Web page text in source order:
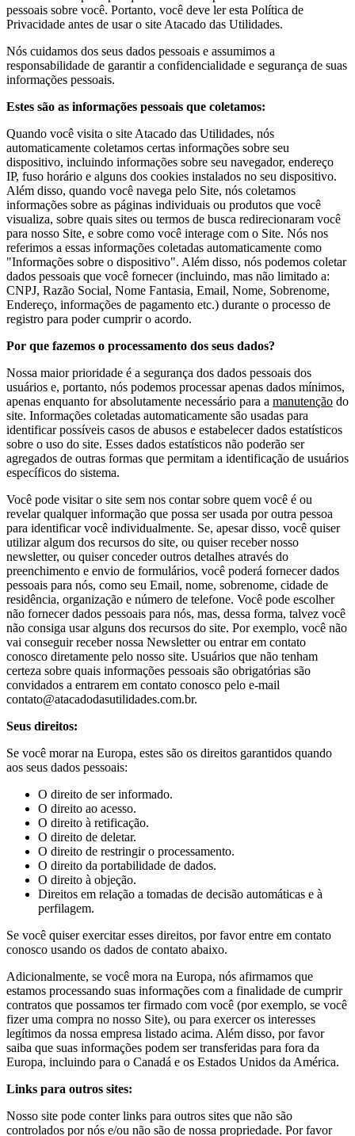
pessoais sobre você. Portanto, você deve ler esta Política de
Privacidade antes de usar o site Atacado das Utilidades.
Nós cuidamos dos seus dados pessoais e assumimos a
responsabilidade de garantir a confidencialidade e segurança de suas
informações pessoais.
Estes são as informações pessoais que coletamos:
Quando você visita o site Atacado das Utilidades, nós
automaticamente coletamos certas informações sobre seu
dispositivo, incluindo informações sobre seu navegador, endereço
IP, fuso horário e alguns dos cookies instalados no seu dispositivo.
Além disso, quando você navega pelo Site, nós coletamos
informações sobre as páginas individuais ou produtos que você
visualiza, sobre quais sites ou termos de busca redirecionaram você
para nosso Site, e sobre como você interage com o Site. Nós nos
referimos a essas informações coletadas automaticamente como
"Informações sobre o dispositivo". Além disso, nós podemos coletar
dados pessoais que você fornecer (incluindo, mas não limitado a:
CNPJ, Razão Social, Nome Fantasia, Email, Nome, Sobrenome,
Endereço, informações de pagamento etc.) durante o processo de
registro para poder cumprir o acordo.
Por que fazemos o processamento dos seus dados?
Nossa maior prioridade é a segurança dos dados pessoais dos
usuários e, portanto, nós podemos processar apenas dados mínimos,
apenas enquanto for absolutamente necessário para a manutenção do
site. Informações coletadas automaticamente são usadas para
identificar possíveis casos de abusos e estabelecer dados estatísticos
sobre o uso do site. Esses dados estatísticos não poderão ser
agregados de outras formas que permitam a identificação de usuários
específicos do sistema.
Você pode visitar o site sem nos contar sobre quem você é ou
revelar qualquer informação que possa ser usada por outra pessoa
para identificar você individualmente. Se, apesar disso, você quiser
utilizar algum dos recursos do site, ou quiser receber nosso
newsletter, ou quiser conceder outros detalhes através do
preenchimento e envio de formulários, você poderá fornecer dados
pessoais para nós, como seu Email, nome, sobrenome, cidade de
residência, organização e número de telefone. Você pode escolher
não fornecer dados pessoais para nós, mas, dessa forma, talvez você
não consiga usar alguns dos recursos do site. Por exemplo, você não
vai conseguir receber nossa Newsletter ou entrar em contato
conosco diretamente pelo nosso site. Usuários que não tenham
certeza sobre quais informações pessoais são obrigatórias são
convidados a entrarem em contato conosco pelo e-mail
contato@atacadodasutilidades.com.br.
Seus direitos:
Se você morar na Europa, estes são os direitos garantidos quando
aos seus dados pessoais:
O direito de ser informado.
O direito ao acesso.
O direito à retificação.
O direito de deletar.
O direito de restringir o processamento.
O direito da portabilidade de dados.
O direito à objeção.
Direitos em relação a tomadas de decisão automáticas e à
perfilagem.
Se você quiser exercitar esses direitos, por favor entre em contato
conosco usando os dados de contato abaixo.
Adicionalmente, se você mora na Europa, nós afirmamos que
estamos processando suas informações com a finalidade de cumprir
contratos que possamos ter firmado com você (por exemplo, se você
fizer uma compra no nosso Site), ou para exercer os interesses
legítimos da nossa empresa listado acima. Além disso, por favor
saiba que suas informações podem ser transferidas para fora da
Europa, incluindo para o Canadá e os Estados Unidos da América.
Links para outros sites:
Nosso site pode conter links para outros sites que não são
controlados por nós e/ou não são de nossa propriedade. Por favor